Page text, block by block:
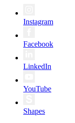
Instagram
Facebook
LinkedIn
YouTube
Shapes